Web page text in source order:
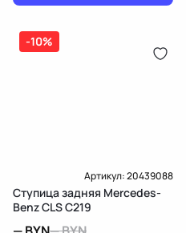
-10%
Артикул:20439088
Ступица задняя Mercedes-
Benz CLS C219